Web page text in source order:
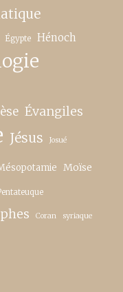
Égypte Hénoch
Évangiles
Jésus Josué
Moïse
Coran syriaque